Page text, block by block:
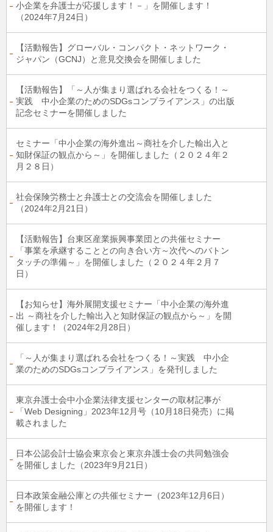
小企業を弁護士が応援します！－」を開催します！
（2024年7月24日）
【活動報告】グローバル・コンパクト・ネットワーク・
ジャパン（GCNJ）と意見交換会を開催しました
【活動報告】「～人が集まり選ばれる会社をつくる！～
実践 中小企業のためのSDGsコンプライアンス」の出版
記念セミナーを開催しました
セミナー「中小企業の海外進出～商社を介した輸出入と
知財保証の観点から～」を開催しました（２０２４年２
月２８日）
社会保険労務士と弁護士との交流会を開催しました
（2024年2月21日）
【活動報告】台東区産業振興事業団との共催セミナー
「事業を承継することとの向き合い方～次代へのバトン
タッチの準備～」を開催しました（２０２４年２月７
日）
【お知らせ】海外展開⽀援セミナー「中小企業の海外進
出 ～商社を介した輸出入と知財保証の観点から～」を開
催します！（2024年2月28日）
「～人が集まり選ばれる会社をつくる！～実践 中小企
業のためのSDGsコンプライアンス」を発刊しました
東京弁護士会中小企業法律支援センターの取材記事が
「Web Designing」2023年12月号（10月18日発売）に掲
載されました
日本公認会計士協会東京会と東京弁護士会の共同勉強会
を開催しました（2023年9月21日）
日本政策金融公庫との共催セミナー（2023年12月6日）
を開催します！